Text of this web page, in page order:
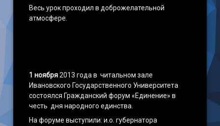
Весь урок проходил в доброжелательной
атмосфере.
1 ноября2013 года в читальном зале
Ивановского Государственного Университета
состоялся Гражданский форум «Единение» в
честь дня народного единства.
На форуме выступили: и.о. губернатора